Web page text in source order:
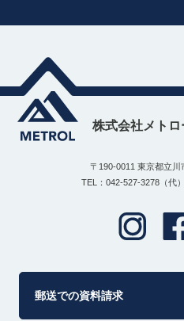
株式会社メトロ
〒190-0011 東京都立
TEL：042-527-3278（代
郵送での資料請求